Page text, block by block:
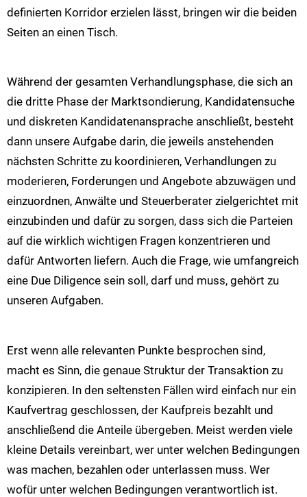
definierten Korridor erzielen lässt, bringen wir die beiden
Seiten an einen Tisch.
Während der gesamten Verhandlungsphase, die sich an
die dritte Phase der Marktsondierung, Kandidatensuche
und diskreten Kandidatenansprache anschließt, besteht
dann unsere Aufgabe darin, die jeweils anstehenden
nächsten Schritte zu koordinieren, Verhandlungen zu
moderieren, Forderungen und Angebote abzuwägen und
einzuordnen, Anwälte und Steuerberater zielgerichtet mit
einzubinden und dafür zu sorgen, dass sich die Parteien
auf die wirklich wichtigen Fragen konzentrieren und
dafür Antworten liefern. Auch die Frage, wie umfangreich
eine Due Diligence sein soll, darf und muss, gehört zu
unseren Aufgaben.
Erst wenn alle relevanten Punkte besprochen sind,
macht es Sinn, die genaue Struktur der Transaktion zu
konzipieren. In den seltensten Fällen wird einfach nur ein
Kaufvertrag geschlossen, der Kaufpreis bezahlt und
anschließend die Anteile übergeben. Meist werden viele
kleine Details vereinbart, wer unter welchen Bedingungen
was machen, bezahlen oder unterlassen muss. Wer
wofür unter welchen Bedingungen verantwortlich ist.